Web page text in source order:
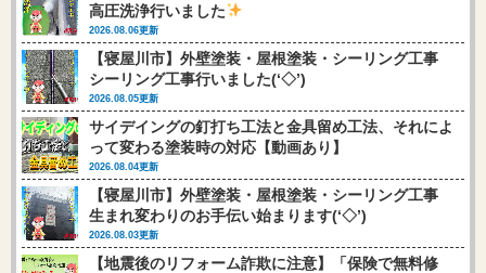
高圧洗浄行いました
2026.08.06更新
【寝屋川市】外壁塗装・屋根塗装・シーリング工事
シーリング工事行いました(‘◇’)ゞ
2026.08.05更新
サイデイングの釘打ち工法と金具留め工法、それによ
って変わる塗装時の対応【動画あり】
2026.08.04更新
【寝屋川市】外壁塗装・屋根塗装・シーリング工事
生まれ変わりのお手伝い始まります(‘◇’)ゞ
2026.08.03更新
【地震後のリフォーム詐欺に注意】「保険で無料修